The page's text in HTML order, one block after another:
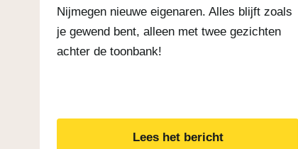
Nijmegen nieuwe eigenaren. Alles blijft zoals
je gewend bent, alleen met twee gezichten
achter de toonbank!
Lees het bericht